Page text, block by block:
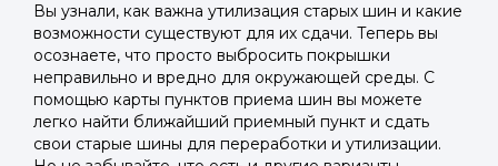
Вы узнали, как важна утилизация старых шин и какие
возможности существуют для их сдачи. Теперь вы
осознаете, что просто выбросить покрышки
неправильно и вредно для окружающей среды. С
помощью карты пунктов приема шин вы можете
легко найти ближайший приемный пункт и сдать
свои старые шины для переработки и утилизации.